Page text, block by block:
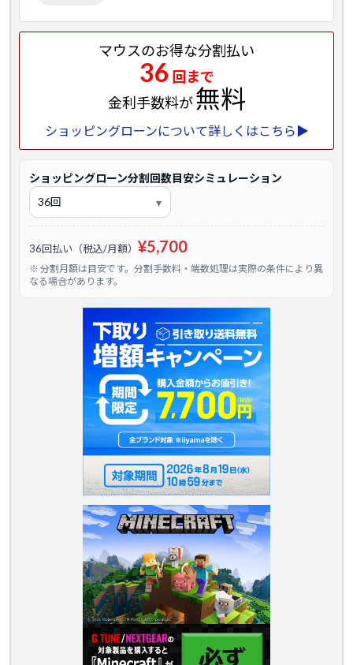
マウスのお得な分割払い
36 回まで
金利手数料が無料
ショッピングローンについて詳しくはこちら▶
ショッピングローン分割回数目安シミュレーション
36回払い（税込/月額） ¥5,700
※ 分割月額は目安です。分割手数料・端数処理は実際の条件により異
なる場合があります。